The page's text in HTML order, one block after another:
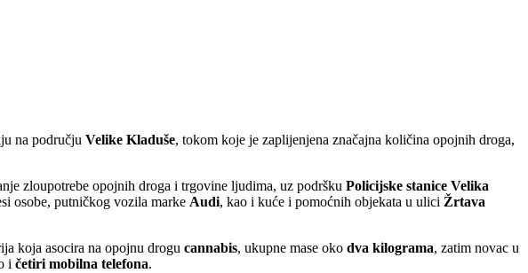
na području Velike Kladuše, tokom koje je zaplijenjena značajna količina opojnih droga,
zloupotrebe opojnih droga i trgovine ljudima, uz podršku Policijske stanice Velika
osobe, putničkog vozila marke Audi, kao i kuće i pomoćnih objekata u ulici Žrtava
koja asocira na opojnu drogu cannabis, ukupne mase oko dva kilograma, zatim novac u
i četiri mobilna telefona.